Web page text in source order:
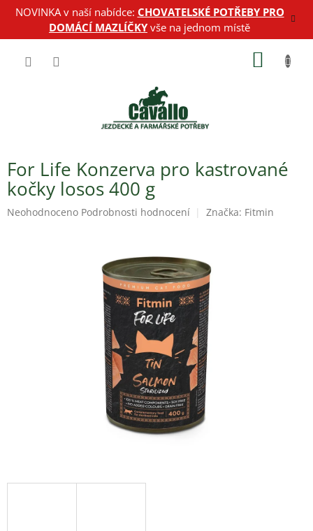
PřejítNOVINKA v naší nabídce: CHOVATELSKÉ POTŘEBY PRO
DOMÁCÍ MAZLÍČKYvše na jednom místě
For Life Konzerva pro kastrované
kočky losos 400 g
Průměrné
Neohodnoceno Podrobnosti hodnocení Značka: Fitmin